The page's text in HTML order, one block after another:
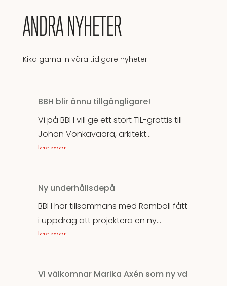
ANDRA NYHETER
Kika gärna in våra tidigare nyheter
BBH blir ännu tillgängligare!
Vi på BBH vill ge ett stort TIL-grattis till
Johan Vonkavaara, arkitekt...
läs mer
Ny underhållsdepå
BBH har tillsammans med Ramboll fått
i uppdrag att projektera en ny...
läs mer
Vi välkomnar Marika Axén som ny vd